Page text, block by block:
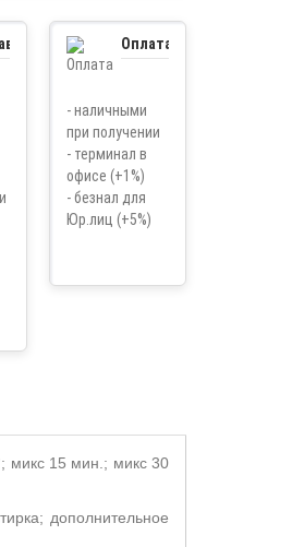
Оплата
- наличными
при получении
- терминал в
офисе (+1%)
- безнал для
Юр.лиц (+5%)
микс 15 мин.; микс 30
дополнительное